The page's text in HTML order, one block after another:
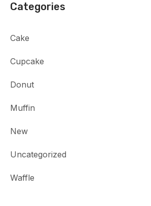
Categories
Cake
Cupcake
Donut
Muffin
New
Uncategorized
Waffle